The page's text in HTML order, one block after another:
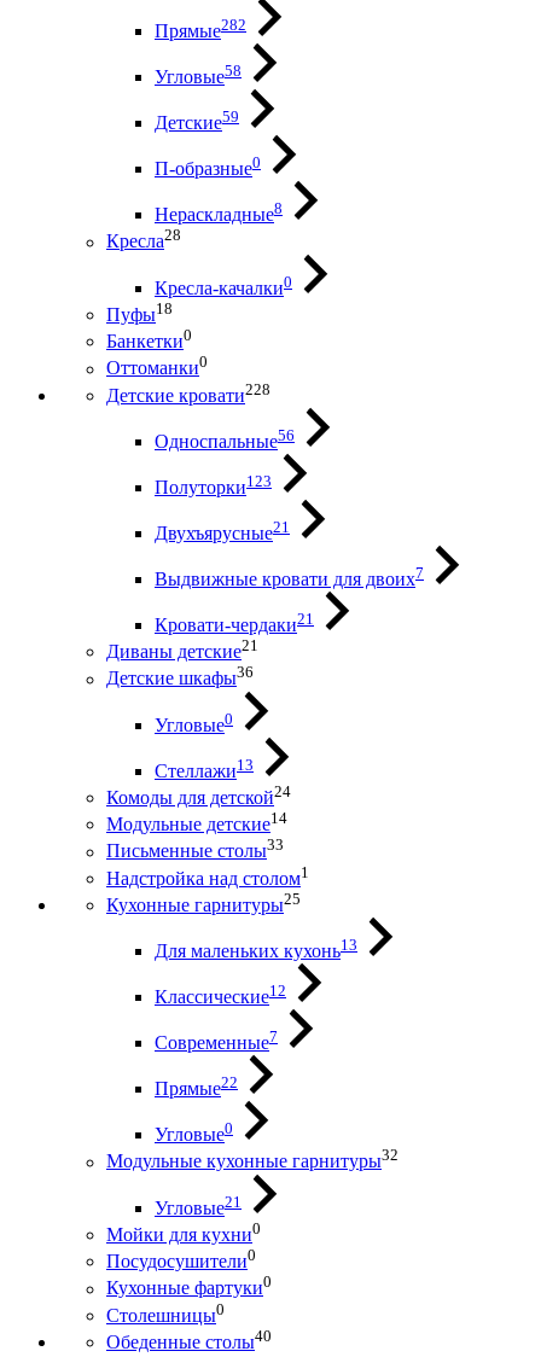
Прямые282
Угловые58
Детские59
П-образные0
Нераскладные8
Кресла28
Кресла-качалки0
Пуфы18
Банкетки0
Оттоманки0
Детские кровати228
Односпальные56
Полуторки123
Двухъярусные21
Выдвижные кровати для двоих7
Кровати-чердаки21
Диваны детские21
Детские шкафы36
Угловые0
Стеллажи13
Комоды для детской24
Модульные детские14
Письменные столы33
Надстройка над столом1
Кухонные гарнитуры25
Для маленьких кухонь13
Классические12
Современные7
Прямые22
Угловые0
Модульные кухонные гарнитуры32
Угловые21
Мойки для кухни0
Посудосушители0
Кухонные фартуки0
Столешницы0
Обеденные столы40